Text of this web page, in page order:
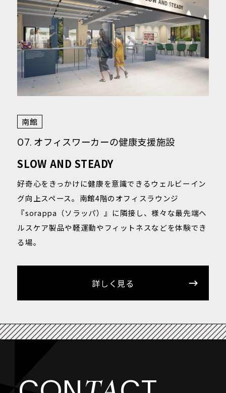
南館
07. オフィスワーカーの健康支援施設
SLOW AND STEADY
好奇心をきっかけに健康を意識できるウェルビーイン
グ向上スペース。南館4階のオフィスラウンジ
『sorappa（ソラッパ）』に隣接し、様々な最先端ヘ
ルスケア製品や軽運動やフィットネスなどを体験でき
る場。
詳しく見る